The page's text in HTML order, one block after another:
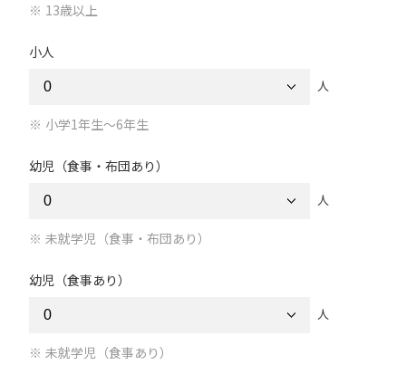
13歳以上
小人
人
小学1年生～6年生
幼児（食事・布団あり）
人
未就学児（食事・布団あり）
幼児（食事あり）
人
未就学児（食事あり）